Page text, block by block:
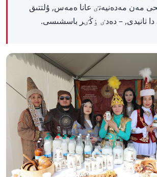
مەن مەدەنيەتٸ عانا ەمەس, ۇلتتىق
دا تانيدى, – دەدٸ ٶڭٸر باسشىسى.